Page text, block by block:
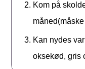
Kom på
Kan nydes
oksekød, gris